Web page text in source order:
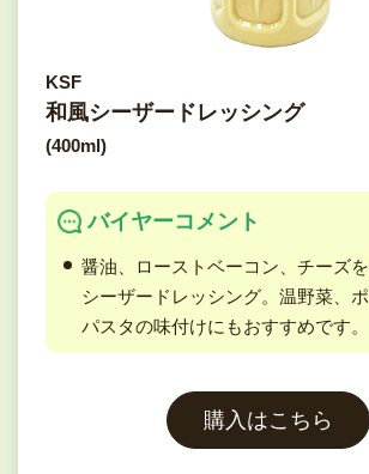
KSF
和風シーザードレッシング
(400ml)
バイヤーコメント
醤油、ローストベーコン、チーズ
シーザードレッシング。温野菜、ポ
パスタの味付けにもおすすめです。
購入はこちら